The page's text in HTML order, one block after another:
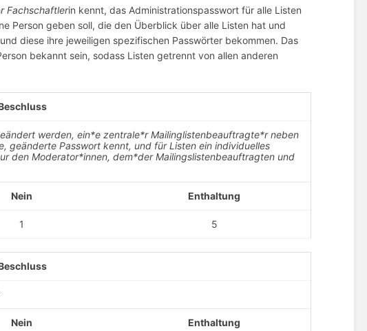
r Fachschaftlerin kennt, das Administrationspasswort für alle Listen
Person geben soll, die den Überblick über alle Listen hat und
diese ihre jeweiligen spezifischen Passwörter bekommen. Das
bekannt sein, sodass Listen getrennt von allen anderen
werden, ein*e zentrale*r Mailinglistenbeauftragte*r neben
geänderte Passwort kennt, und für Listen ein individuelles
den Moderator*innen, dem*der Mailingslistenbeauftragten und
Nein Enthaltung
1 5
Nein Enthaltung